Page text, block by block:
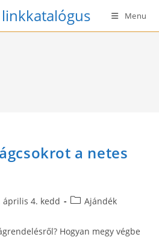
Menu
a netes
április 4. kedd
PostAjándék
Hogyan megy végbe